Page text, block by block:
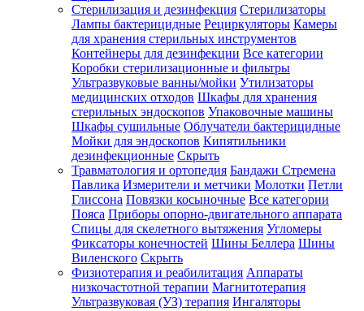
Стерилизация и дезинфекция Стерилизаторы
Лампы бактерицидные Рециркуляторы Камеры
для хранения стерильных инструментов
Контейнеры для дезинфекции Все категории
Коробки стерилизационные и фильтры
Ультразвуковые ванны/мойки Утилизаторы
медицинских отходов Шкафы для хранения
стерильных эндоскопов Упаковочные машины
Шкафы сушильные Облучатели бактерицидные
Мойки для эндоскопов Кипятильники
дезинфекционные Скрыть
Травматология и ортопедия Бандажи Стремена
Павлика Измерители и метчики Молотки Петли
Глиссона Повязки косыночные Все категории
Пояса Приборы опорно-двигательного аппарата
Спицы для скелетного вытяжения Угломеры
Фиксаторы конечностей Шины Беллера Шины
Виленского Скрыть
Физиотерапия и реабилитация Аппараты
низкочастотной терапии Магнитотерапия
Ультразвуковая (УЗ) терапия Ингаляторы